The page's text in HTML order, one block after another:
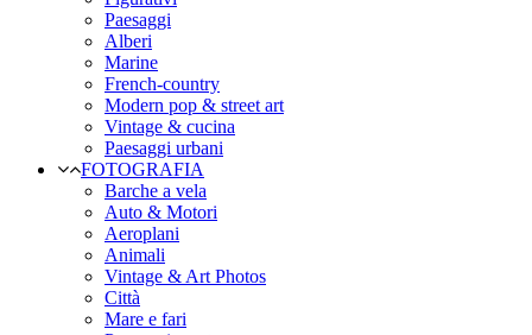
Paesaggi
Alberi
Marine
French-country
Modern pop & street art
Vintage & cucina
Paesaggi urbani
FOTOGRAFIA
Barche a vela
Auto & Motori
Aeroplani
Animali
Vintage & Art Photos
Città
Mare e fari